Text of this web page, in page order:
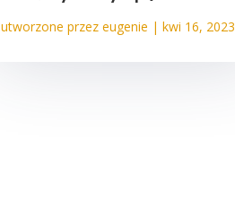
utworzone przez eugenie | kwi 16, 2023